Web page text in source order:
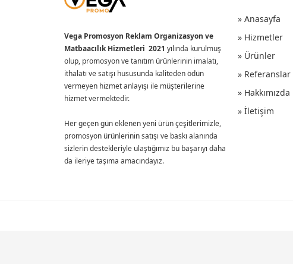
Vega Promosyon Reklam Organizasyon ve
Matbaacılık Hizmetleri 2021 yılında kurulmuş
olup, promosyon ve tanıtım ürünlerinin imalatı,
ithalatı ve satışı hususunda kaliteden ödün
vermeyen hizmet anlayışı ile müşterilerine
hizmet vermektedir.
Her geçen gün eklenen yeni ürün çeşitlerimizle,
promosyon ürünlerinin satışı ve baskı alanında
sizlerin destekleriyle ulaştığımız bu başarıyı daha
da ileriye taşıma amacındayız.
» Anasayfa
» Hizmetler
» Ürünler
» Referanslar
» Hakkımızda
» İletişim